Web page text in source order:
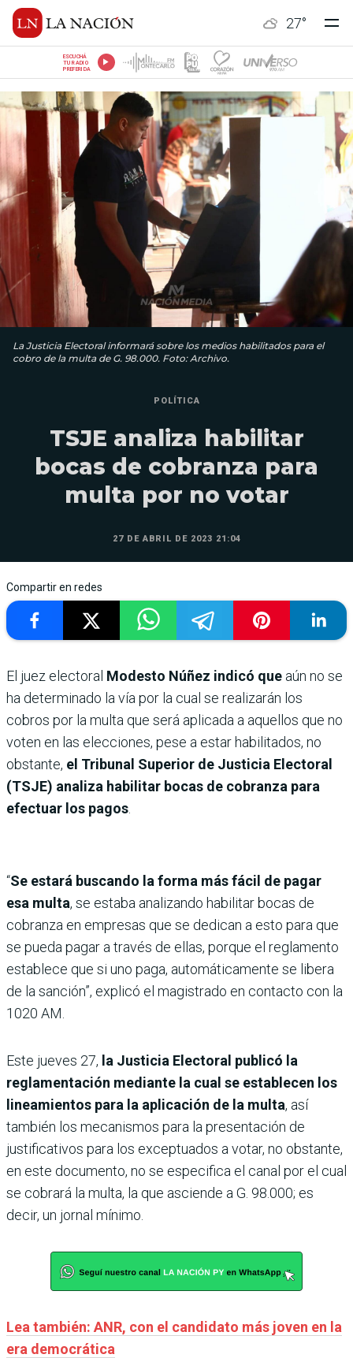
27°
ESCUCHÁ
TU RADIO
PREFERIDA
La Justicia Electoral informará sobre los medios habilitados para el
cobro de la multa de G. 98.000. Foto: Archivo.
POLÍTICA
TSJE analiza habilitar
bocas de cobranza para
multa por no votar
27 DE ABRIL DE 2023 21:04
Compartir en redes
El juez electoral Modesto Núñez indicó que aún no se
ha determinado la vía por la cual se realizarán los
cobros por la multa que será aplicada a aquellos que no
voten en las elecciones, pese a estar habilitados, no
obstante, el Tribunal Superior de Justicia Electoral
(TSJE) analiza habilitar bocas de cobranza para
efectuar los pagos
“Se estará buscando la forma más fácil de pagar
esa multa, se estaba analizando habilitar bocas de
cobranza en empresas que se dedican a esto para que
se pueda pagar a través de ellas, porque el reglamento
establece que si uno paga, automáticamente se libera
de la sanción”, explicó el magistrado en contacto con la
1020 AM.
Este jueves 27, la Justicia Electoral publicó la
reglamentación mediante la cual se establecen los
lineamientos para la aplicación de la multa, así
también los mecanismos para la presentación de
justificativos para los exceptuados a votar, no obstante,
en este documento, no se especifica el canal por el cual
se cobrará la multa, la que asciende a G. 98.000; es
decir, un jornal mínimo.
Lea también: ANR, con el candidato más joven en la
era democrática